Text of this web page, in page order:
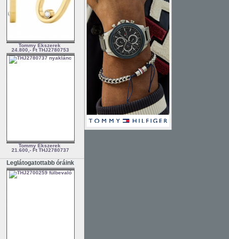
Tommy Ékszerek
24.800,- Ft THJ2780753
Tommy Ékszerek
21.600,- Ft THJ2780737
Leglátogatottabb óráink